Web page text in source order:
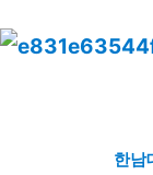
한남